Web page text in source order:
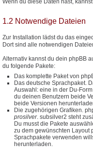
Wenn du diese Daten hast,
1.2 Notwendige Dateien
Zur Installation lädst du das
Dort sind alle notwendigen
Alternativ kannst du dein phpBB
du folgende Pakete:
Das komplette Paket von
Das deutsche Sprachpaket.
Auswahl: eine in der Du-
du deinen Benutzern beide
beide Versionen
Die zugehörigen Grafiken.
prosilver. subsilver2 steht
Du musst die Pakete
zu dem gewünschten Layout
Sprachpakete verwenden
herunterladen.